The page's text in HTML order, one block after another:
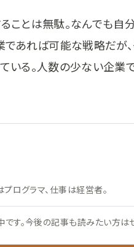
ことは無駄。なんでも自
あれば可能な戦略だが、
いる。人数の少ない企業
ログラマ、仕事は経営者。
す。今後の記事も読みたい方は